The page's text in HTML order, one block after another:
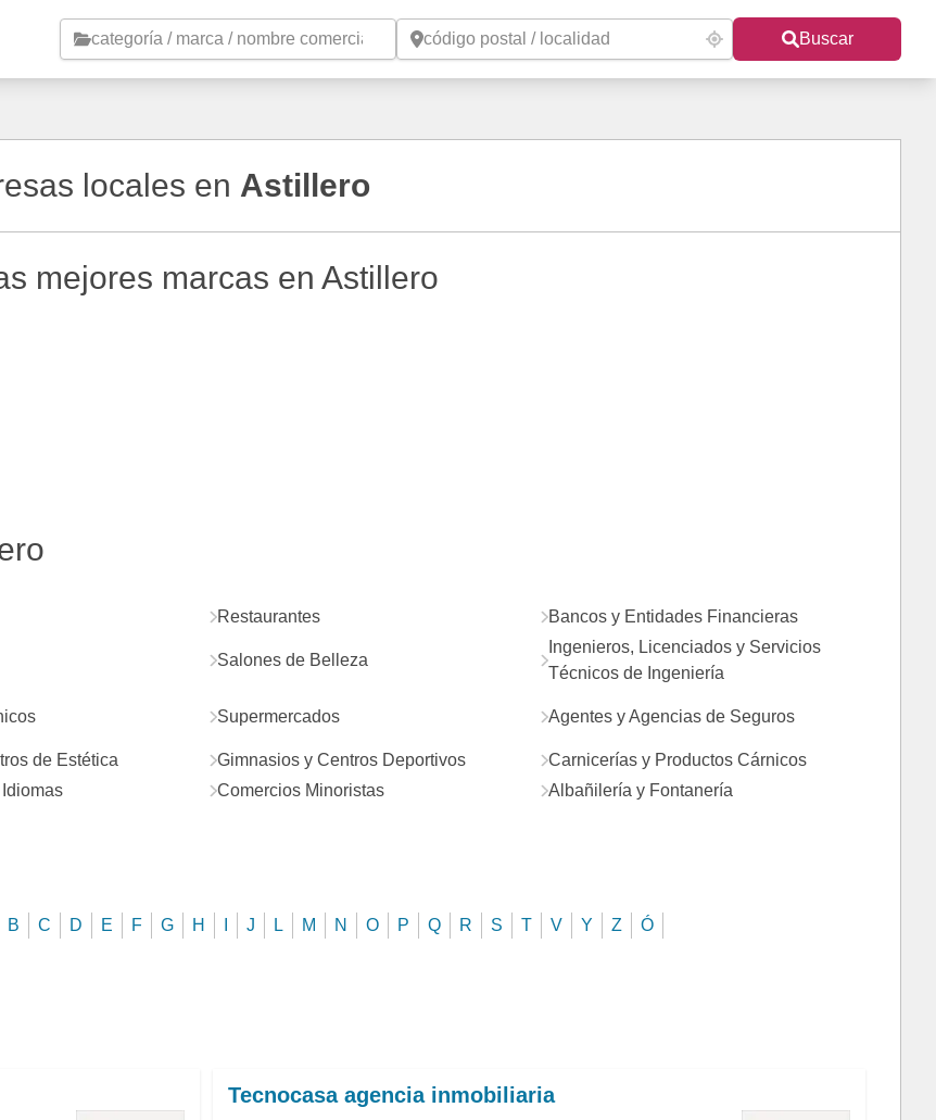
Buscar
locales en Astillero
mejores marcas en Astillero
Restaurantes Bancos y Entidades Financieras
Salones de Belleza
Ingenieros, Licenciados y Servicios
Técnicos de Ingeniería
Supermercados Agentes y Agencias de Seguros
de Estética Gimnasios y Centros Deportivos
Carnicerías y Productos Cárnicos
Comercios Minoristas Albañilería y Fontanería
B C D E F G H J L M N O P Q R S T V Y Z Ó
Tecnocasa agencia inmobiliaria